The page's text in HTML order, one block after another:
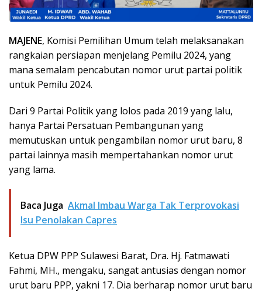
MAJENE, Komisi Pemilihan Umum telah melaksanakan
rangkaian persiapan menjelang Pemilu 2024, yang
mana semalam pencabutan nomor urut partai politik
untuk Pemilu 2024.
Dari 9 Partai Politik yang lolos pada 2019 yang lalu,
hanya Partai Persatuan Pembangunan yang
memutuskan untuk pengambilan nomor urut baru, 8
partai lainnya masih mempertahankan nomor urut
yang lama.
Baca Juga Akmal Imbau Warga Tak Terprovokasi
Isu Penolakan Capres
Ketua DPW PPP Sulawesi Barat, Dra. Hj. Fatmawati
Fahmi, MH., mengaku, sangat antusias dengan nomor
urut baru PPP, yakni 17. Dia berharap nomor urut baru